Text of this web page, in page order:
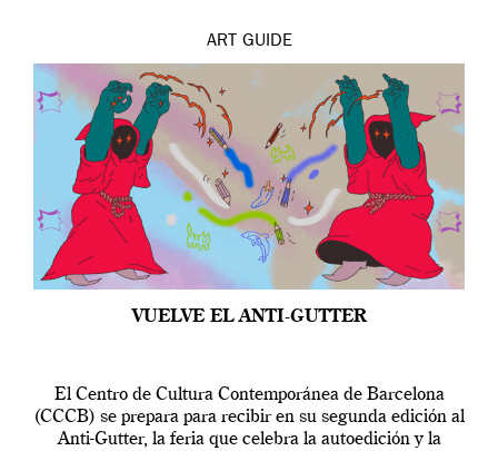
ART GUIDE
VUELVE EL ANTI-GUTTER
El Centro de Cultura Contemporánea de Barcelona
(CCCB) se prepara para recibir en su segunda edición al
Anti-Gutter, la feria que celebra la autoedición y la